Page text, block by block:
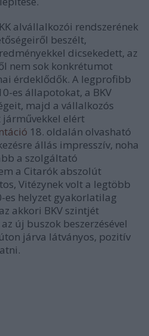
alvállalkozói rendszerének
beszélt,
dicsekedett, az
nem sok konkrétumot
érdeklődők. A legprofibb
es állapotokat, a BKV
majd a vállalkozós
járművekkel elért
18. oldalán olvasható
állás impresszív, noha
a szolgáltató
a Citarók abszolút
Vitézynek volt a legtöbb
es helyzet gyakorlatilag
akkori BKV szintjét
új buszok beszerzésével
járva látványos, pozitív